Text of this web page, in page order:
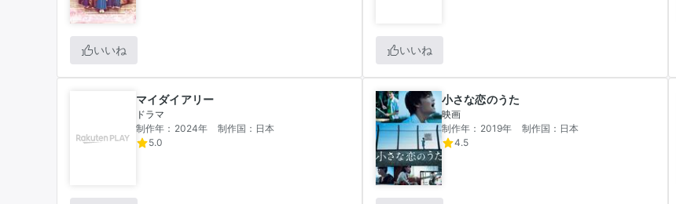
いいね いいね
マイダイアリー
ドラマ
制作年：2024年
制作国：日本
5.0
小さな恋のうた
映画
制作年：2019年
制作国：日本
4.5